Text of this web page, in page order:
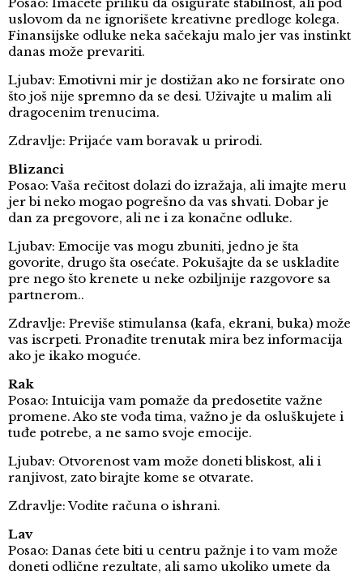
Posao: Imaćete priliku da osigurate stabilnost, ali pod
uslovom da ne ignorišete kreativne predloge kolega.
Finansijske odluke neka sačekaju malo jer vas instinkt
danas može prevariti.
Ljubav: Emotivni mir je dostižan ako ne forsirate ono
što još nije spremno da se desi. Uživajte u malim ali
dragocenim trenucima.
Zdravlje: Prijaće vam boravak u prirodi.
Blizanci
Posao: Vaša rečitost dolazi do izražaja, ali imajte meru
jer bi neko mogao pogrešno da vas shvati. Dobar je
dan za pregovore, ali ne i za konačne odluke.
Ljubav: Emocije vas mogu zbuniti, jedno je šta
govorite, drugo šta osećate. Pokušajte da se uskladite
pre nego što krenete u neke ozbiljnije razgovore sa
partnerom..
Zdravlje: Previše stimulansa (kafa, ekrani, buka) može
vas iscrpeti. Pronađite trenutak mira bez informacija
ako je ikako moguće.
Rak
Posao: Intuicija vam pomaže da predosetite važne
promene. Ako ste vođa tima, važno je da osluškujete i
tuđe potrebe, a ne samo svoje emocije.
Ljubav: Otvorenost vam može doneti bliskost, ali i
ranjivost, zato birajte kome se otvarate.
Zdravlje: Vodite računa o ishrani.
Lav
Posao: Danas ćete biti u centru pažnje i to vam može
doneti odlične rezultate, ali samo ukoliko umete da